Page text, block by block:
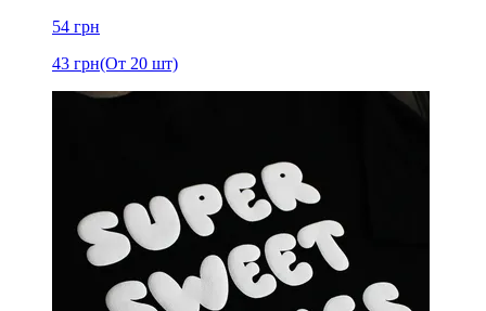
54 грн
43 грн(От 20 шт)